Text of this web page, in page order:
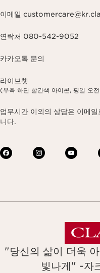
이메일
연락처 080-542-9052
카카오톡 문의
라이브챗
(우측 하단 빨간색 아이콘, 평일 오
업무시간 이외의 상담은 이메
니다.
"당신의 삶이 더욱
빛나게" -자